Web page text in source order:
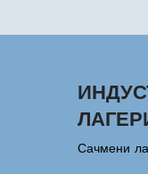
Сачмени